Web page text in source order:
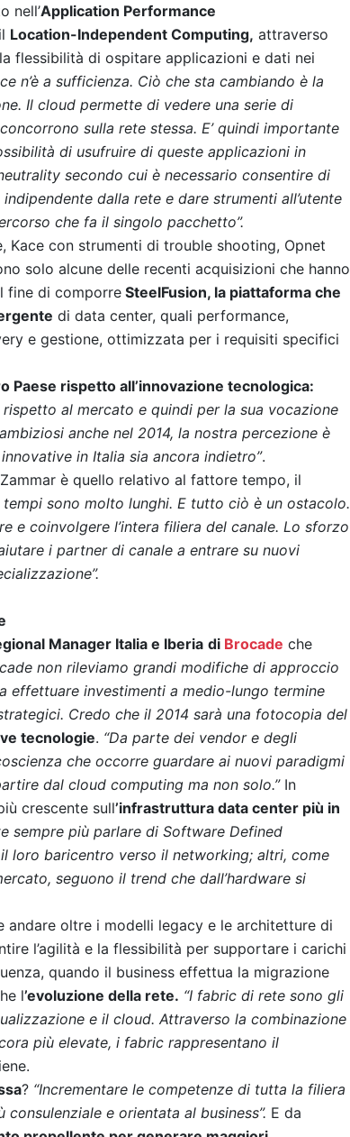
nell’Application Performance
Location-Independent Computing, attraverso
flessibilità di ospitare applicazioni e dati nei
n’è a sufficienza. Ciò che sta cambiando è la
Il cloud permette di vedere una serie di
sulla rete stessa. E’ quindi importante
di usufruire di queste applicazioni in
secondo cui è necessario consentire di
dalla rete e dare strumenti all’utente
che fa il singolo pacchetto”.
Kace con strumenti di trouble shooting, Opnet
solo alcune delle recenti acquisizioni che hanno
fine di comporre SteelFusion, la piattaforma che
di data center, quali performance,
e gestione, ottimizzata per i requisiti specifici
rispetto all’innovazione tecnologica:
al mercato e quindi per la sua vocazione
anche nel 2014, la nostra percezione è
in Italia sia ancora indietro”.
è quello relativo al fattore tempo, il
tempi sono molto lunghi. E tutto ciò è un ostacolo.
e coinvolgere l’intera filiera del canale. Lo sforzo
i partner di canale a entrare su nuovi
Manager Italia e Iberia di Brocade che
non rileviamo grandi modifiche di approccio
investimenti a medio-lungo termine
Credo che il 2014 sarà una fotocopia del
tecnologie. “Da parte dei vendor e degli
che occorre guardare ai nuovi paradigmi
dal cloud computing ma non solo.”In
crescente sull’infrastruttura data center più in
sempre più parlare di Software Defined
loro baricentro verso il networking; altri, come
seguono il trend che dall’hardware si
andare oltre i modelli legacy e le architetture di
l’agilità e la flessibilità per supportare i carichi
quando il business effettua la migrazione
l’evoluzione della rete. “I fabric di rete sono gli
e il cloud. Attraverso la combinazione
più elevate, i fabric rappresentano il
? “Incrementare le competenze di tutta la filiera
e orientata al business”. E da